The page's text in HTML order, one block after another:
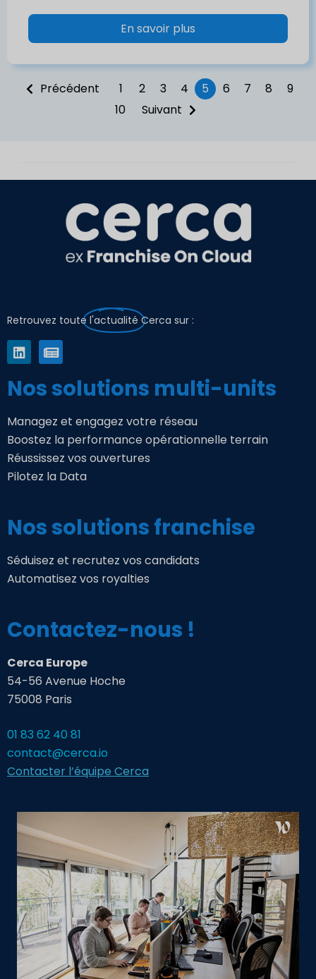
En savoir plus
Précédent 1 2 3 4 5 6 7 8
9
10
Suivant
Retrouvez toute l'actualité Cerca sur :
Nos solutions multi-units
Managez et engagez votre réseau
Boostez la performance opérationnelle terrain
Réussissez vos ouvertures
Pilotez la Data
Nos solutions franchise
Séduisez et recrutez vos candidats
Automatisez vos royalties
Contactez-nous !
Cerca Europe
54-56 Avenue Hoche
75008 Paris
01 83 62 40 81
contact@cerca.io
Contacter l’équipe Cerca